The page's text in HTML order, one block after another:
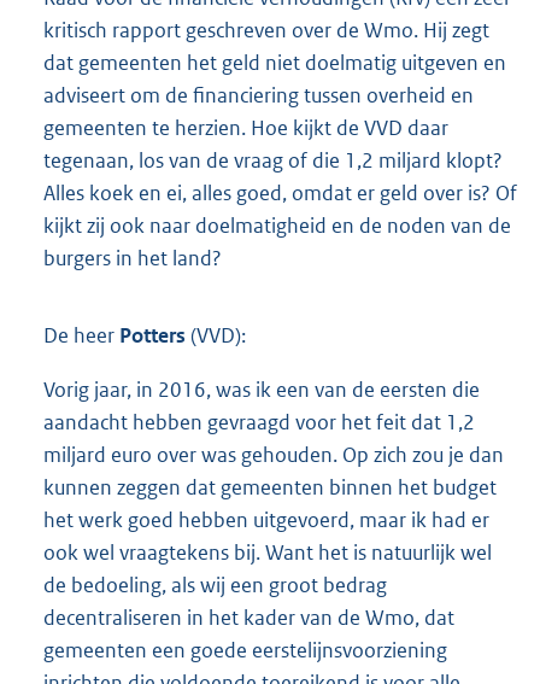
kritisch rapport geschreven over de Wmo. Hij zegt
dat gemeenten het geld niet doelmatig uitgeven en
adviseert om de financiering tussen overheid en
gemeenten te herzien. Hoe kijkt de VVD daar
tegenaan, los van de vraag of die 1,2 miljard klopt?
Alles koek en ei, alles goed, omdat er geld over is? Of
kijkt zij ook naar doelmatigheid en de noden van de
burgers in het land?
De heer Potters (VVD):
Vorig jaar, in 2016, was ik een van de eersten die
aandacht hebben gevraagd voor het feit dat 1,2
miljard euro over was gehouden. Op zich zou je dan
kunnen zeggen dat gemeenten binnen het budget
het werk goed hebben uitgevoerd, maar ik had er
ook wel vraagtekens bij. Want het is natuurlijk wel
de bedoeling, als wij een groot bedrag
decentraliseren in het kader van de Wmo, dat
gemeenten een goede eerstelijnsvoorziening